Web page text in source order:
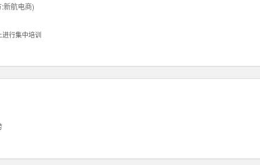
:新航电商)
进行集中培训